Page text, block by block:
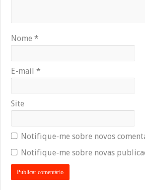
Nome*
E-mail*
Site
Notifique-me sobre novos
Notifique-me sobre novas